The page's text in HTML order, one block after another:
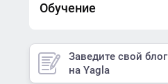
Обучение
Заведите свой блог
на Yagla